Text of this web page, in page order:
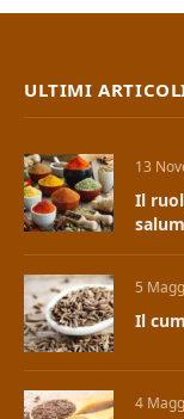
ULTIMI
13
Il
5
Il
4